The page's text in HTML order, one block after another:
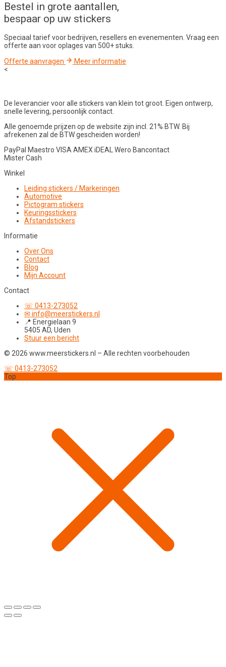
Bestel in grote aantallen,
bespaar op uw stickers
Speciaal tarief voor bedrijven, resellers en evenementen. Vraag een
offerte aan voor oplages van 500+ stuks.
Offerte aanvragen
Meer informatie
<
De leverancier voor alle stickers van klein tot groot. Eigen ontwerp,
snelle levering, persoonlijk contact.
Alle genoemde prijzen op de website zijn incl. 21% BTW. Bij
afrekenen zal de BTW gescheiden worden!
PayPal Maestro VISAAMEXiDEALWero Bancontact
Mister Cash
Winkel
Leiding stickers / Markeringen
Automotive
Pictogram stickers
Keuringsstickers
Afstandstickers
Informatie
Over Ons
Contact
Blog
Mijn Account
Contact
☏ 0413-273052
✉ info@meerstickers.nl
📍 Energielaan 9
5405 AD, Uden
Stuur een bericht
© 2026 www.meerstickers.nl – Alle rechten voorbehouden
☏ 0413-273052
Top